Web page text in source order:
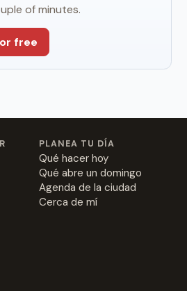
of minutes.
free
PLANEA TU DÍA
Qué hacer hoy
Qué abre un domingo
Agenda de la ciudad
Cerca de mí